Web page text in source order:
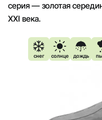
серия — золотая
XXI века.
снег солнце дождь